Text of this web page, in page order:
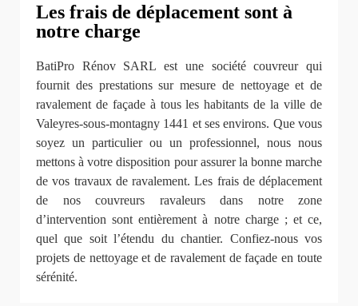
Les frais de déplacement sont à
notre charge
BatiPro Rénov SARL est une société couvreur qui
fournit des prestations sur mesure de nettoyage et de
ravalement de façade à tous les habitants de la ville de
Valeyres-sous-montagny 1441 et ses environs. Que vous
soyez un particulier ou un professionnel, nous nous
mettons à votre disposition pour assurer la bonne marche
de vos travaux de ravalement. Les frais de déplacement
de nos couvreurs ravaleurs dans notre zone
d’intervention sont entièrement à notre charge ; et ce,
quel que soit l’étendu du chantier. Confiez-nous vos
projets de nettoyage et de ravalement de façade en toute
sérénité.